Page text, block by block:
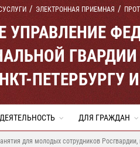
ЭЛЕКТРОННАЯ ПРИЕМНАЯ
УПРАВЛЕНИЕ
ПЕТЕРБУРГУ
ДЕЯТЕЛЬНОСТЬ ДЛЯ ГРАЖДАН
для молодых сотрудников